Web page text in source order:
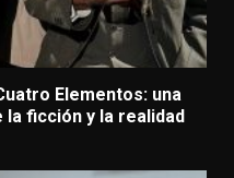
Elementos: una
ficción y la realidad